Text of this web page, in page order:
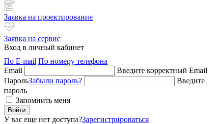
Заявка на проектирование
Заявка на сервис
Вход в личный кабинет
По E-mail По номеру телефона
Email
Введите корректный Email
ПарольЗабыли пароль?
Введите
пароль
Запомнить меня
Войти
У вас еще нет доступа?Зарегистрироваться